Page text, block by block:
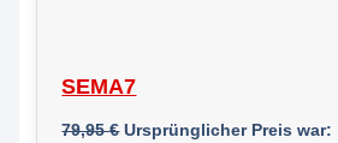
SEMA7
79,95€ Ursprünglicher Preis war: